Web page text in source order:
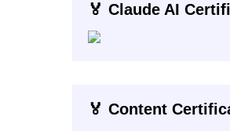
🏅 Claude AI
🏅 Content